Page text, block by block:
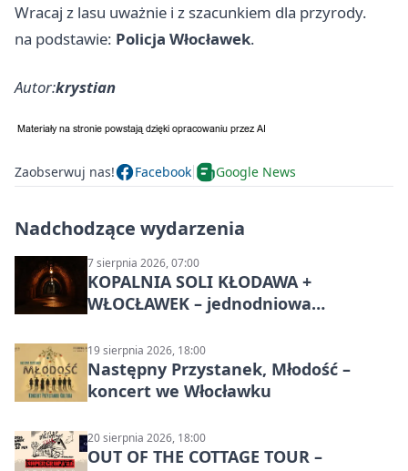
Wracaj z lasu uważnie i z szacunkiem dla przyrody.
na podstawie: Policja Włocławek.
Autor:krystian
Zaobserwuj nas! Facebook Google News
Nadchodzące wydarzenia
7 sierpnia 2026, 07:00
KOPALNIA SOLI KŁODAWA +
WŁOCŁAWEK – jednodniowa
19 sierpnia 2026, 18:00
Następny Przystanek, Młodość –
koncert we Włocławku
20 sierpnia 2026, 18:00
OUT OF THE COTTAGE TOUR –